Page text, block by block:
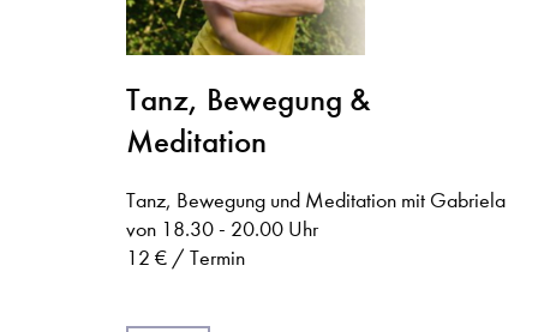
Tanz, Bewegung &
Meditation
Tanz, Bewegung und Meditation mit Gabriela
von 18.30 - 20.00 Uhr
12 € / Termin